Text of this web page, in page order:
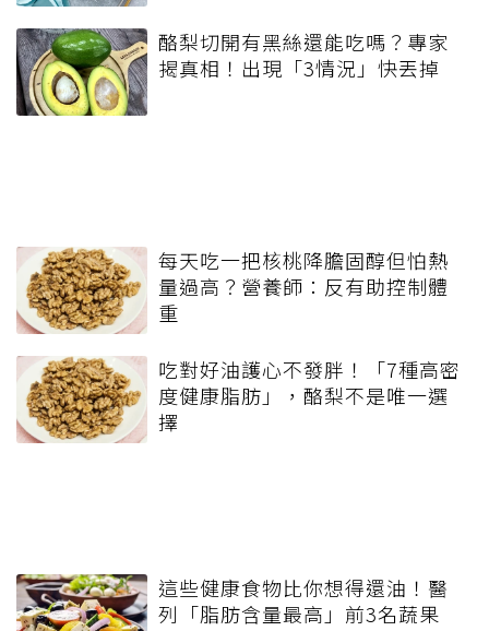
酪梨切開有黑絲還能吃嗎？專家
揭真相！出現「3情況」快丟掉
每天吃一把核桃降膽固醇但怕熱
量過高？營養師：反有助控制體
重
吃對好油護心不發胖！「7種高密
度健康脂肪」，酪梨不是唯一選
擇
這些健康食物比你想得還油！醫
列「脂肪含量最高」前3名蔬果